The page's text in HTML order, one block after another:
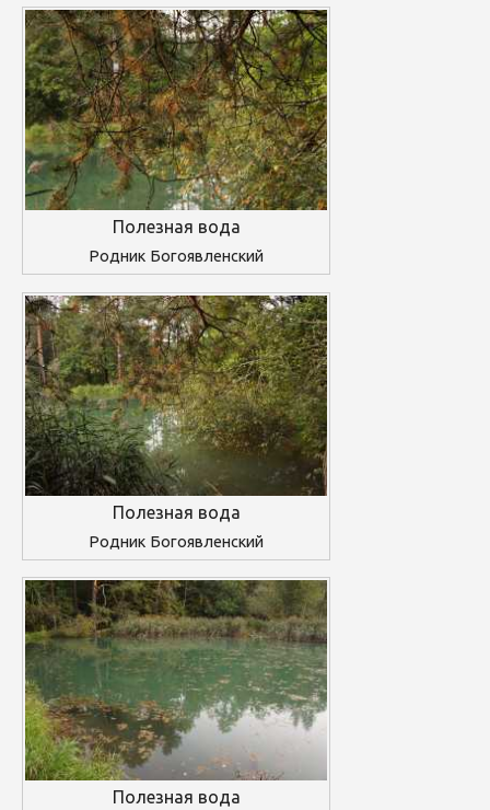
Полезная вода
Родник Богоявленский
Полезная вода
Родник Богоявленский
Полезная вода